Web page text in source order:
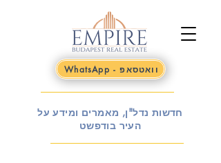
WhatsApp - וואטסאפ
חדשות נדל"ן, מאמרים ומידע על
העיר בודפשט